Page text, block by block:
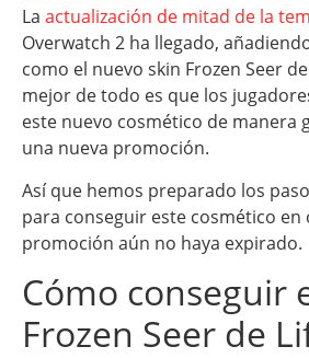
La actualización de mitad de la
Overwatch 2 ha llegado,
como el nuevo skin Frozen Seer
mejor de todo es que los
este nuevo cosmético de manera
una nueva promoción.
Así que hemos preparado los
para conseguir este cosmético en
promoción aún no haya expirado.
Cómo conseguir
Frozen Seer de